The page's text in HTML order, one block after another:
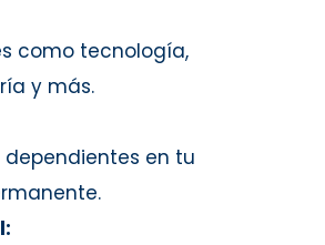
como tecnología,
y más.
en tu